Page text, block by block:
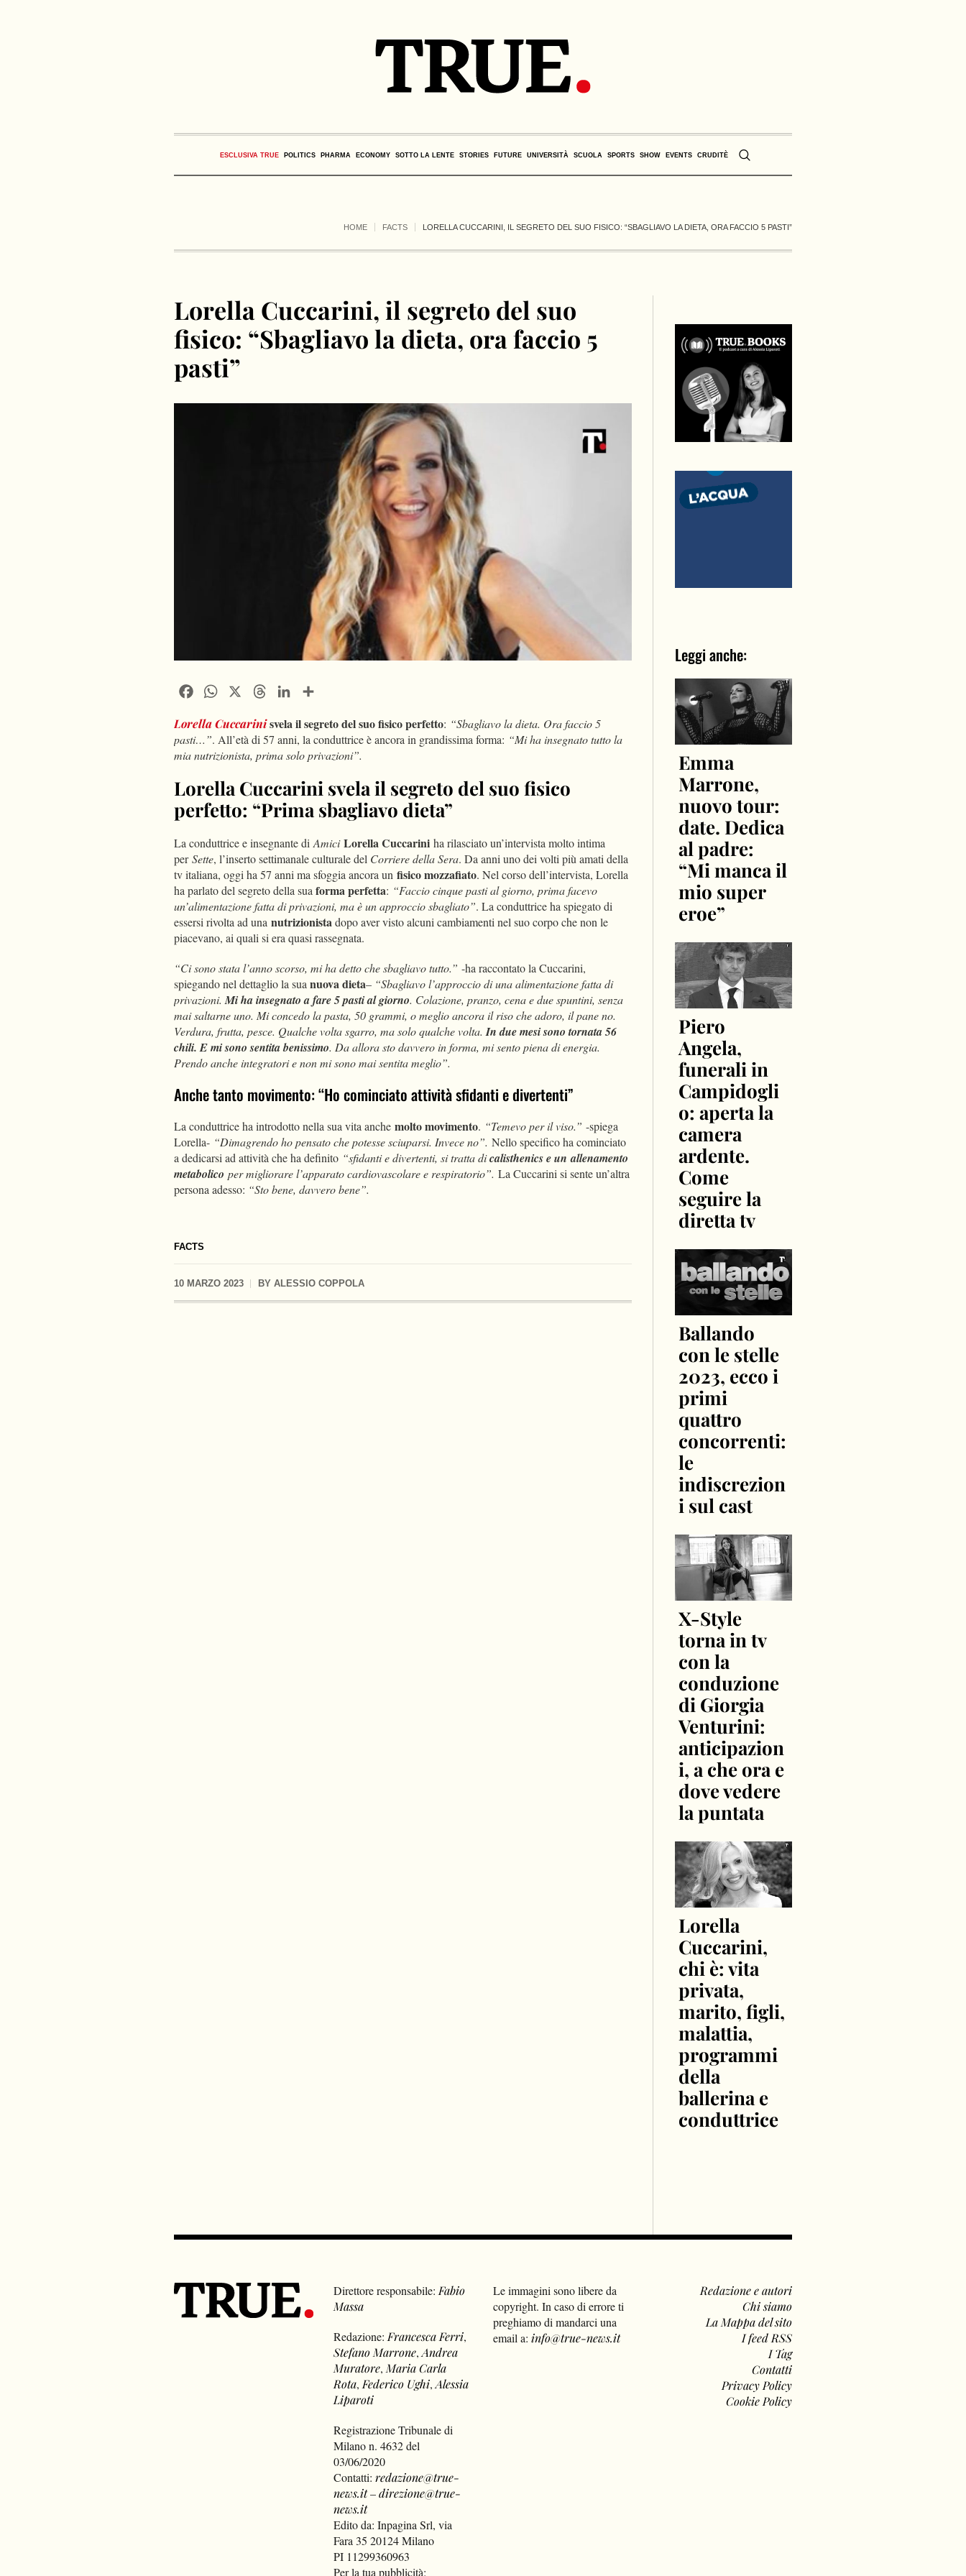
ESCLUSIVA TRUE POLITICS PHARMA ECONOMY SOTTO LA LENTE STORIES FUTURE UNIVERSITÀ SCUOLA SPORTS SHOW EVENTS CRUDITÈ
HOME FACTS LORELLA CUCCARINI, IL SEGRETO DEL SUO FISICO: “SBAGLIAVO LA DIETA, ORA FACCIO 5 PASTI”
FACTS
Lorella Cuccarini, il segreto del suo
fisico: “Sbagliavo la dieta, ora faccio 5
pasti”
10 MARZO 2023 BY ALESSIO COPPOLA
FacebookWhatsApp ThreadsLinkedIn
Lorella Cuccarinisvela il segreto del suo fisico perfetto: “Sbagliavo la dieta. Ora faccio 5
pasti…”. All’età di 57 anni, la conduttrice è ancora in grandissima forma: “Mi ha insegnato tutto la
mia nutrizionista, prima solo privazioni”.
Lorella Cuccarini svela il segreto del suo fisico
perfetto: “Prima sbagliavo dieta”
La conduttrice e insegnante diAmici Lorella Cuccarini ha rilasciato un’intervista molto intima
perSette, l’inserto settimanale culturale del Corriere della Sera. Da anni uno dei volti più amati della
tv italiana, oggi ha 57 anni ma sfoggia ancora un fisico mozzafiato. Nel corso dell’intervista, Lorella
ha parlato del segreto della suaforma perfetta: “Faccio cinque pasti al giorno, prima facevo
un’alimentazione fatta di privazioni, ma è un approccio sbagliato”. La conduttrice ha spiegato di
essersi rivolta ad una nutrizionistadopo aver visto alcuni cambiamenti nel suo corpo che non le
piacevano, ai quali si era quasi rassegnata.
“Ci sono stata l’anno scorso, mi ha detto che sbagliavo tutto.” -ha raccontato la Cuccarini,
spiegando nel dettaglio la suanuova dieta– “Sbagliavo l’approccio di una alimentazione fatta di
privazioni.Mi ha insegnato a fare 5 pasti al giorno. Colazione, pranzo, cena e due spuntini, senza
mai saltarne uno. Mi concedo la pasta, 50 grammi, o meglio ancora il riso che adoro, il pane no.
Verdura, frutta, pesce. Qualche volta sgarro, ma solo qualche volta.In due mesi sono tornata 56
chili. E mi sono sentita benissimo. Da allora sto davvero in forma, mi sento piena di energia.
Prendo anche integratori e non mi sono mai sentita meglio”.
Anche tanto movimento: “Ho cominciato attività sfidanti e divertenti”
La conduttrice ha introdotto nella sua vita anche molto movimento. “Temevo per il viso.” -spiega
Lorella- “Dimagrendo ho pensato che potesse sciuparsi. Invece no”. Nello specifico ha cominciato
a dedicarsi ad attività che ha definito “sfidanti e divertenti, si tratta dicalisthenics e un allenamento
metabolico per migliorare l’apparato cardiovascolare e respiratorio”. La Cuccarini si sente un’altra
persona adesso: “Sto bene, davvero bene”.
Leggi anche:
Emma
Marrone,
nuovo tour:
date. Dedica
al padre:
“Mi manca il
mio super
eroe”
Piero
Angela,
funerali in
Campidogli
o: aperta la
camera
ardente.
Come
seguire la
diretta tv
Ballando
con le stelle
2023, ecco i
primi
quattro
concorrenti:
le
indiscrezion
i sul cast
X-Style
torna in tv
con la
conduzione
di Giorgia
Venturini:
anticipazion
i, a che ora e
dove vedere
la puntata
Lorella
Cuccarini,
chi è: vita
privata,
marito, figli,
malattia,
programmi
della
ballerina e
conduttrice
Direttore responsabile: Fabio
Massa
Redazione: Francesca Ferri,
Stefano Marrone,Andrea
Muratore, Maria Carla
Rota, Federico Ughi,Alessia
Liparoti
Registrazione Tribunale di
Milano n. 4632 del
03/06/2020
Contatti:redazione@true-
news.it–direzione@true-
news.it
Edito da: Inpagina Srl, via
Fara 35 20124 Milano
PI 11299360963
Per la tua pubblicità:
Le immagini sono libere da
copyright. In caso di errore ti
preghiamo di mandarci una
email a: info@true-news.it
Redazione e autori
Chi siamo
La Mappa del sito
I feed RSS
I Tag
Contatti
Privacy Policy
Cookie Policy